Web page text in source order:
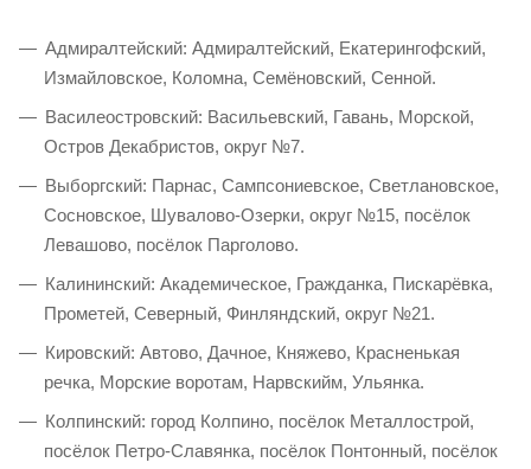
Адмиралтейский: Адмиралтейский, Екатерингофский,
Измайловское, Коломна, Семёновский, Сенной.
Василеостровский: Васильевский, Гавань, Морской,
Остров Декабристов, округ №7.
Выборгский: Парнас, Сампсониевское, Светлановское,
Сосновское, Шувалово-Озерки, округ №15, посёлок
Левашово, посёлок Парголово.
Калининский: Академическое, Гражданка, Пискарёвка,
Прометей, Северный, Финляндский, округ №21.
Кировский: Автово, Дачное, Княжево, Красненькая
речка, Морские воротам, Нарвскийм, Ульянка.
Колпинский: город Колпино, посёлок Металлострой,
посёлок Петро-Славянка, посёлок Понтонный, посёлок